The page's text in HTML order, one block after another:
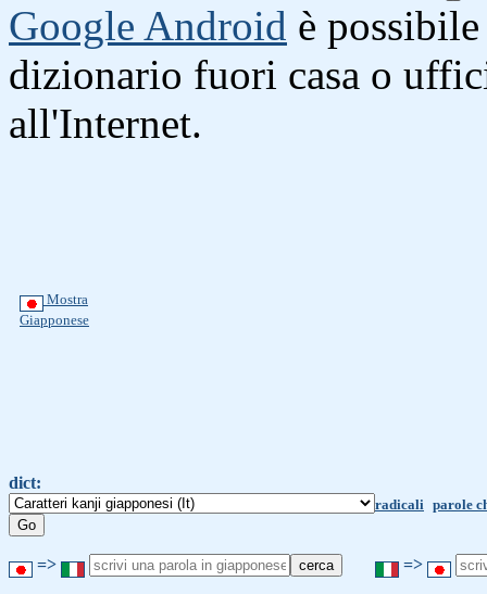
Google Android è
dizionario fuori casa o
all'Internet.
Mostra
Giapponese
dict:
radicali parole
=> =>